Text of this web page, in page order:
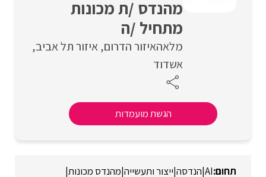
מהנדס /ת מכונות
מתחיל /ה
מלאהאיזור הדרום איזור תל אביב
אשדוד
הגשת מועמדות
AI
|הנדסה|ייצור ותעשייה|מהנדס מכונות|